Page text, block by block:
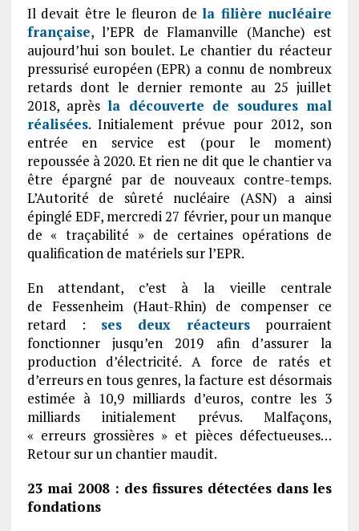
Il devait être le fleuron dela filière nucléaire
française, l’EPR de Flamanville (Manche) est
aujourd’hui son boulet. Le chantier du réacteur
pressurisé européen (EPR) a connu de nombreux
retards dont le dernier remonte au 25 juillet
2018, aprèsla découverte de soudures mal
réalisées. Initialement prévue pour 2012, son
entrée en service est (pour le moment)
repoussée à 2020. Et rien ne dit que le chantier va
être épargné par de nouveaux contre-temps.
L’Autorité de sûreté nucléaire (ASN) a ainsi
épinglé EDF, mercredi 27 février, pour un manque
de « traçabilité » de certaines opérations de
qualification de matériels sur l’EPR.
En attendant, c’est à la vieille centrale
de Fessenheim (Haut-Rhin) de compenser ce
retard : ses deux réacteurs pourraient
fonctionner jusqu’en 2019 afin d’assurer la
production d’électricité. A force de ratés et
d’erreurs en tous genres, la facture est désormais
estimée à 10,9 milliards d’euros, contre les 3
milliards initialement prévus. Malfaçons,
« erreurs grossières » et pièces défectueuses…
Retour sur un chantier maudit.
23 mai 2008 : des fissures détectées dans les
fondations